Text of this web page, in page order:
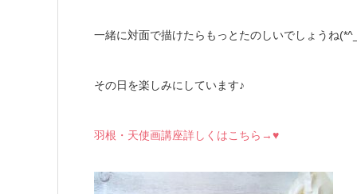
一緒に対面で描けたらもっとたのしいでしょうね
その日を楽しみにしています♪
羽根・天使画講座詳しくはこちら→♥